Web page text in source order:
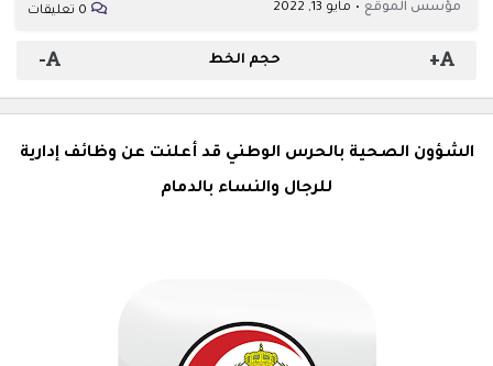
مؤسس الموقع مايو 13, 2022 0 تعليقات
+ حجم الخط -
الشؤون الصحية بالحرس الوطني قد أعلنت عن وظائف إدارية
للرجال والنساء بالدمام